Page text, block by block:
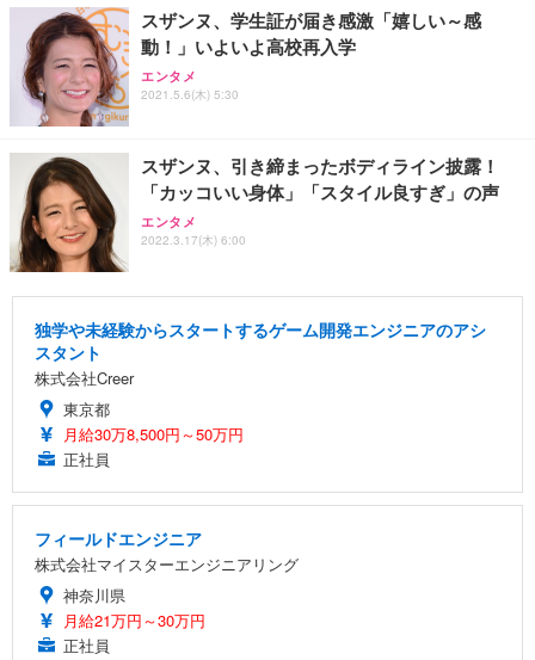
スザンヌ、学生証が届き感激「嬉しい～感
動！」いよいよ高校再入学
エンタメ
2021.5.6(木) 5:30
スザンヌ、引き締まったボディライン披露！
「カッコいい身体」「スタイル良すぎ」の声
エンタメ
2022.3.17(木) 6:00
独学や未経験からスタートするゲーム開発エンジニアのアシ
スタント
株式会社Creer
東京都
月給30万8,500円～50万円
正社員
フィールドエンジニア
株式会社マイスターエンジニアリング
神奈川県
月給21万円～30万円
正社員